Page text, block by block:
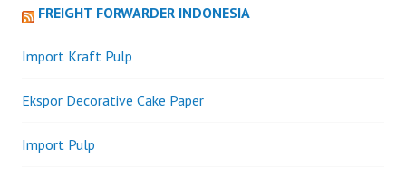
FREIGHT FORWARDER INDONESIA
Import Kraft Pulp
Ekspor Decorative Cake Paper
Import Pulp